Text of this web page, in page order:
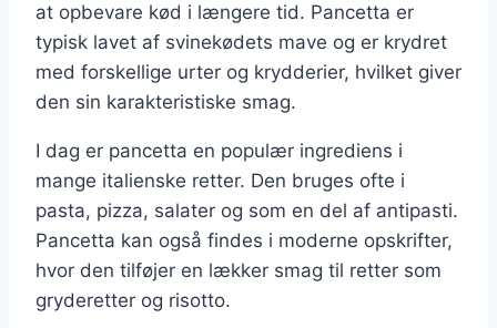
at opbevare kød i længere tid. Pancetta er
typisk lavet af svinekødets mave og er krydret
med forskellige urter og krydderier, hvilket giver
den sin karakteristiske smag.
I dag er pancetta en populær ingrediens i
mange italienske retter. Den bruges ofte i
pasta, pizza, salater og som en del af antipasti.
Pancetta kan også findes i moderne opskrifter,
hvor den tilføjer en lækker smag til retter som
gryderetter og risotto.